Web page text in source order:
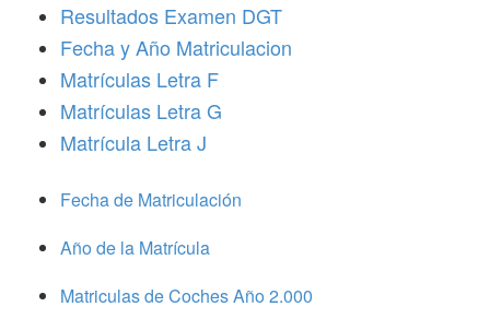
Resultados Examen DGT
Fecha y Año Matriculacion
Matrículas Letra F
Matrículas Letra G
Matrícula Letra J
Fecha de Matriculación
Año de la Matrícula
Matriculas de Coches Año 2.000